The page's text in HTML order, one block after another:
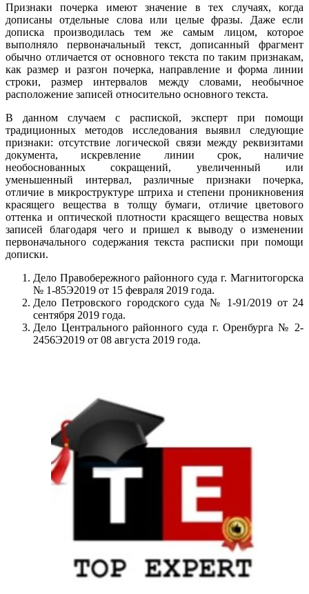
Признаки почерка имеют значение в тех случаях, когда
дописаны отдельные слова или целые фразы. Даже если
дописка производилась тем же самым лицом, которое
выполняло первоначальный текст, дописанный фрагмент
обычно отличается от основного текста по таким признакам,
как размер и разгон почерка, направление и форма линии
строки, размер интервалов между словами, необычное
расположение записей относительно основного текста.
В данном случаем с распиской, эксперт при помощи
традиционных методов исследования выявил следующие
признаки: отсутствие логической связи между реквизитами
документа, искревление линии срок, наличие
необоснованных сокращений, увеличенный или
уменьшенный интервал, различные признаки почерка,
отличие в микроструктуре штриха и степени проникновения
красящего вещества в толщу бумаги, отличие цветового
оттенка и оптической плотности красящего вещества новых
записей благодаря чего и пришел к выводу о изменении
первоначального содержания текста расписки при помощи
дописки.
Дело Правобережного районного суда г. Магнитогорска
№ 1-85Э2019 от 15 февраля 2019 года.
Дело Петровского городского суда № 1-91/2019 от 24
сентября 2019 года.
Дело Центрального районного суда г. Оренбурга № 2-
2456Э2019 от 08 августа 2019 года.